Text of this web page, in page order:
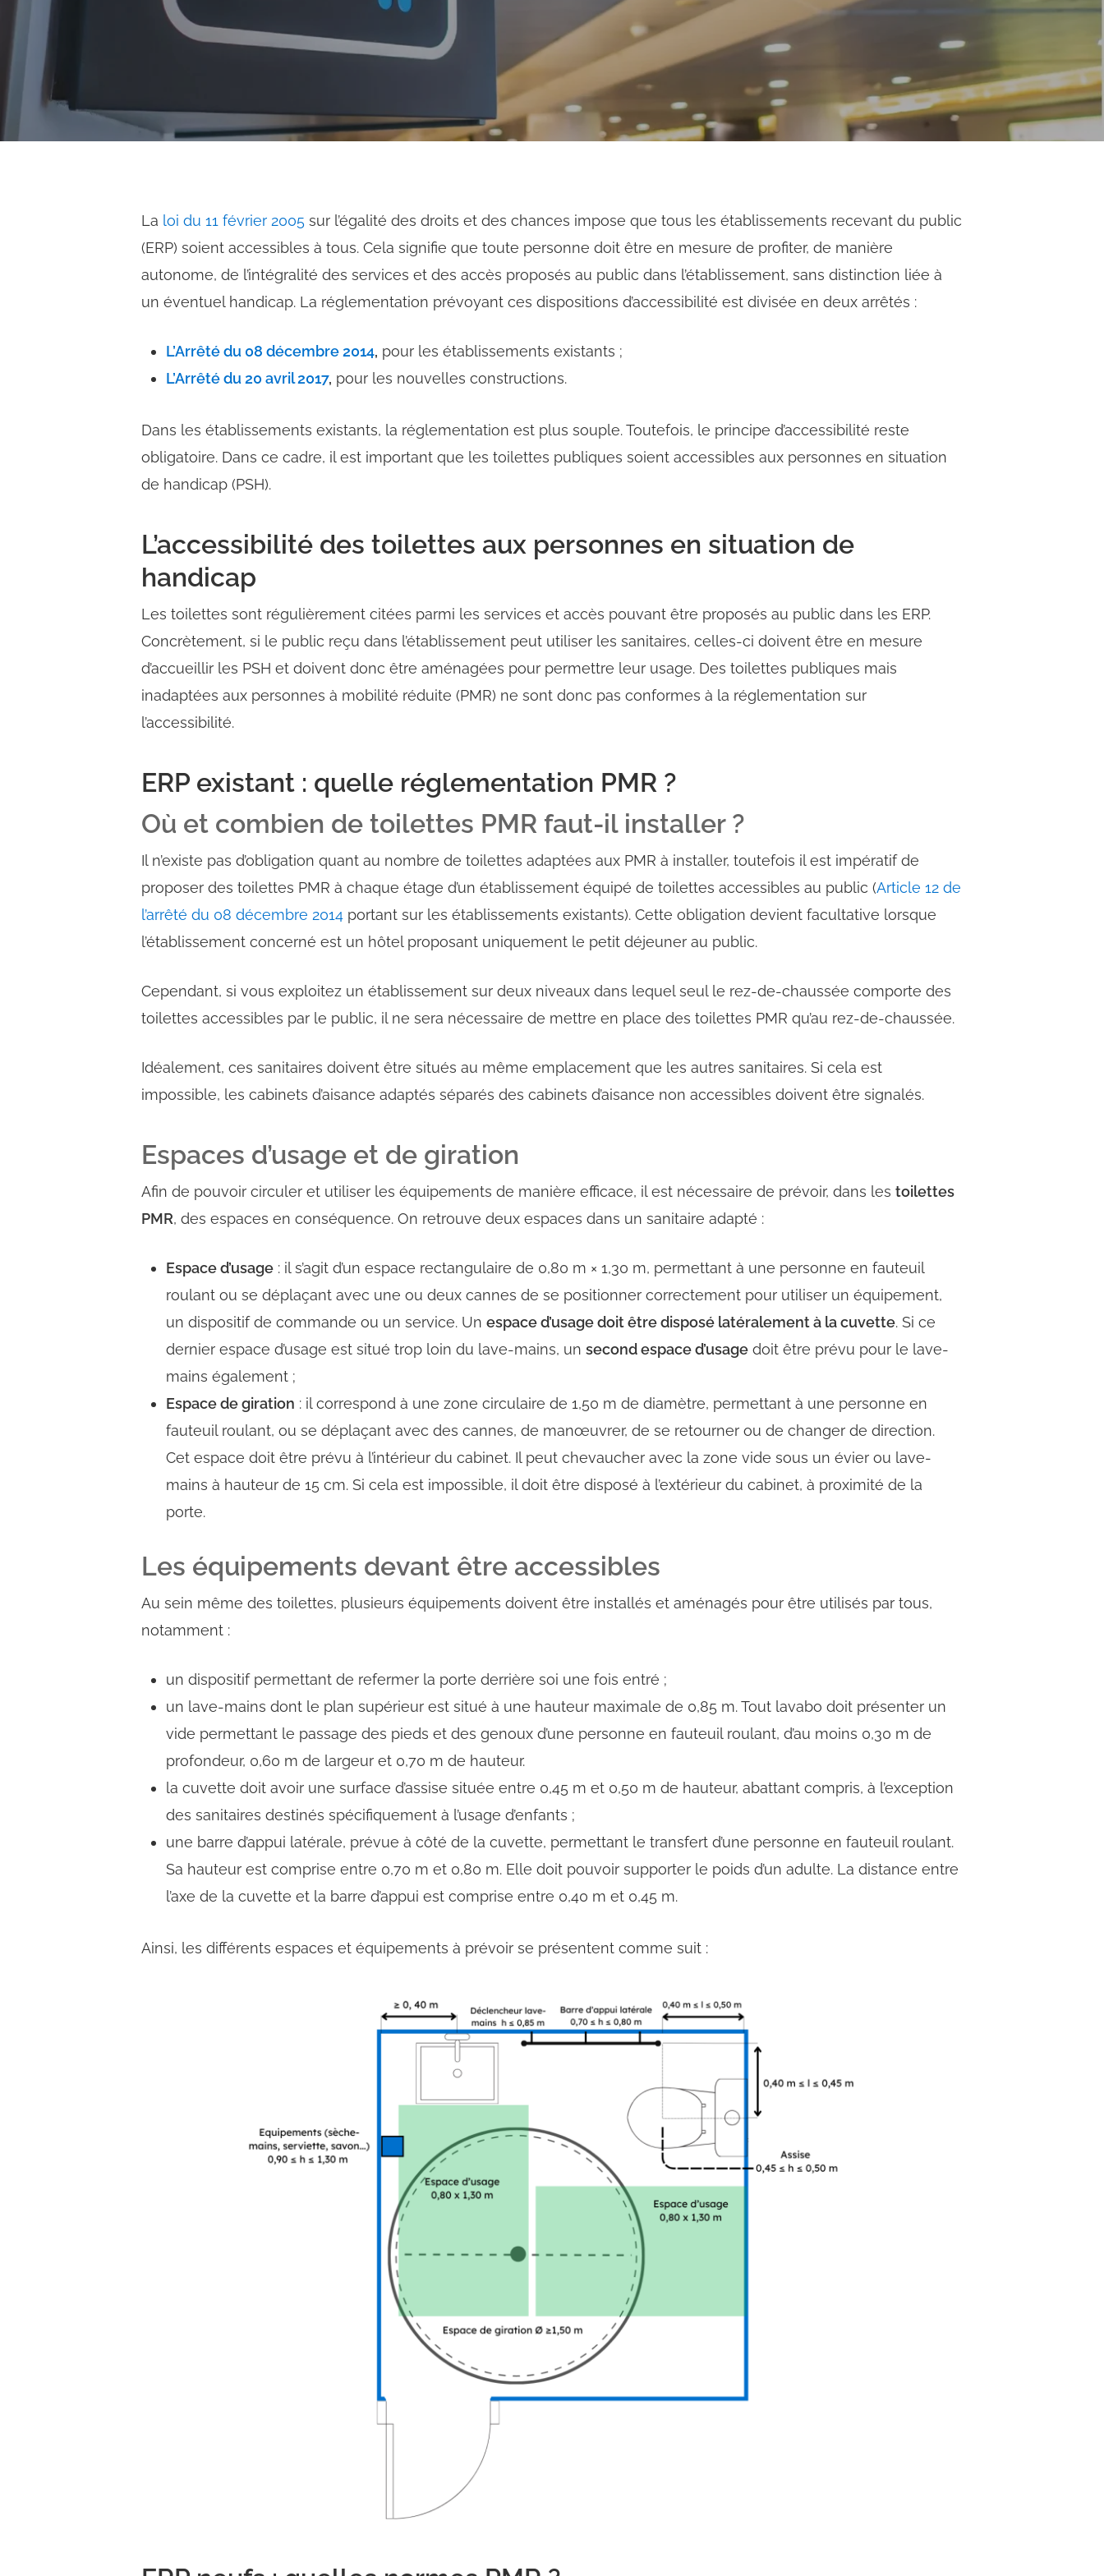
La loi du 11 février 2005 sur l’égalité des droits et des chances impose que tous les établissements recevant du public
(ERP) soient accessibles à tous. Cela signifie que toute personne doit être en mesure de profiter, de manière
autonome, de l’intégralité des services et des accès proposés au public dans l’établissement, sans distinction liée à
un éventuel handicap. La réglementation prévoyant ces dispositions d’accessibilité est divisée en deux arrêtés :
L’Arrêté du 08 décembre 2014, pour les établissements existants ;
L’Arrêté du 20 avril 2017, pour les nouvelles constructions.
Dans les établissements existants, la réglementation est plus souple. Toutefois, le principe d’accessibilité reste
obligatoire. Dans ce cadre, il est important que les toilettes publiques soient accessibles aux personnes en situation
de handicap (PSH).
L’accessibilité des toilettes aux personnes en situation de
handicap
Les toilettes sont régulièrement citées parmi les services et accès pouvant être proposés au public dans les ERP.
Concrètement, si le public reçu dans l’établissement peut utiliser les sanitaires, celles-ci doivent être en mesure
d’accueillir les PSH et doivent donc être aménagées pour permettre leur usage. Des toilettes publiques mais
inadaptées aux personnes à mobilité réduite (PMR) ne sont donc pas conformes à la réglementation sur
l’accessibilité.
ERP existant : quelle réglementation PMR ?
Où et combien de toilettes PMR faut-il installer ?
Il n’existe pas d’obligation quant au nombre de toilettes adaptées aux PMR à installer, toutefois il est impératif de
proposer des toilettes PMR à chaque étage d’un établissement équipé de toilettes accessibles au public (Article 12 de
l’arrêté du 08 décembre 2014 portant sur les établissements existants). Cette obligation devient facultative lorsque
l’établissement concerné est un hôtel proposant uniquement le petit déjeuner au public.
Cependant, si vous exploitez un établissement sur deux niveaux dans lequel seul le rez-de-chaussée comporte des
toilettes accessibles par le public, il ne sera nécessaire de mettre en place des toilettes PMR qu’au rez-de-chaussée.
Idéalement, ces sanitaires doivent être situés au même emplacement que les autres sanitaires. Si cela est
impossible, les cabinets d’aisance adaptés séparés des cabinets d’aisance non accessibles doivent être signalés.
Espaces d’usage et de giration
Afin de pouvoir circuler et utiliser les équipements de manière efficace, il est nécessaire de prévoir, dans lestoilettes
PMR, des espaces en conséquence. On retrouve deux espaces dans un sanitaire adapté :
Espace d’usage : il s’agit d’un espace rectangulaire de 0,80 m × 1,30 m, permettant à une personne en fauteuil
roulant ou se déplaçant avec une ou deux cannes de se positionner correctement pour utiliser un équipement,
un dispositif de commande ou un service. Unespace d’usage doit être disposé latéralement à la cuvette. Si ce
dernier espace d’usage est situé trop loin du lave-mains, unsecond espace d’usage doit être prévu pour le lave-
mains également ;
Espace de giration : il correspond à une zone circulaire de 1,50 m de diamètre, permettant à une personne en
fauteuil roulant, ou se déplaçant avec des cannes, de manœuvrer, de se retourner ou de changer de direction.
Cet espace doit être prévu à l’intérieur du cabinet. Il peut chevaucher avec la zone vide sous un évier ou lave-
mains à hauteur de 15 cm. Si cela est impossible, il doit être disposé à l’extérieur du cabinet, à proximité de la
porte.
Les équipements devant être accessibles
Au sein même des toilettes, plusieurs équipements doivent être installés et aménagés pour être utilisés par tous,
notamment :
un dispositif permettant de refermer la porte derrière soi une fois entré ;
un lave-mains dont le plan supérieur est situé à une hauteur maximale de 0,85 m. Tout lavabo doit présenter un
vide permettant le passage des pieds et des genoux d’une personne en fauteuil roulant, d’au moins 0,30 m de
profondeur, 0,60 m de largeur et 0,70 m de hauteur.
la cuvette doit avoir une surface d’assise située entre 0,45 m et 0,50 m de hauteur, abattant compris, à l’exception
des sanitaires destinés spécifiquement à l’usage d’enfants ;
une barre d’appui latérale, prévue à côté de la cuvette, permettant le transfert d’une personne en fauteuil roulant.
Sa hauteur est comprise entre 0,70 m et 0,80 m. Elle doit pouvoir supporter le poids d’un adulte. La distance entre
l’axe de la cuvette et la barre d’appui est comprise entre 0,40 m et 0,45 m.
Ainsi, les différents espaces et équipements à prévoir se présentent comme suit :